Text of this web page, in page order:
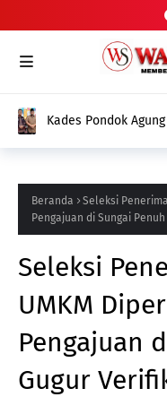
Kades Pondok
Beranda
Seleksi
Pengajuan di Sungai
Seleksi
UMKM
Pengajuan
Gugur